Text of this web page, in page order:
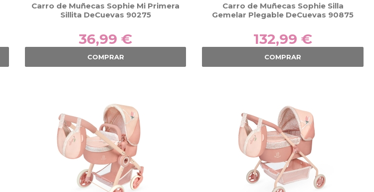
Carro de Muñecas Sophie Mi Primera
Sillita DeCuevas 90275
36,99 €
COMPRAR
Carro de Muñecas Sophie Silla
Gemelar Plegable DeCuevas 90875
132,99 €
COMPRAR